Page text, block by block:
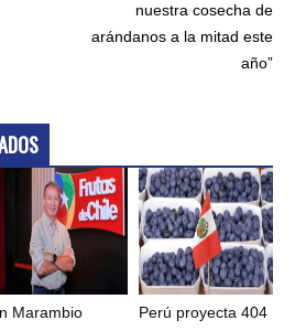
nuestra cosecha de
arándanos a la mitad este
año”
Marambio
Perú proyecta 404